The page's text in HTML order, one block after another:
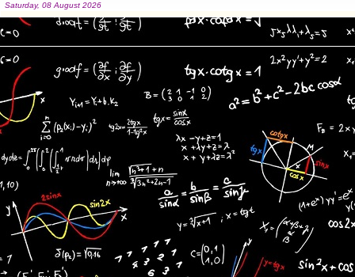
Saturday, 08 August 2026